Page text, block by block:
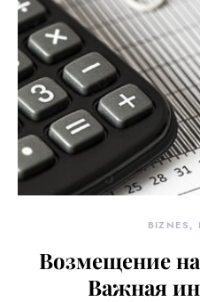
BIZNES,
Возмещение
Важная